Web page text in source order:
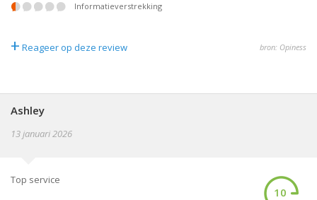
informatieverstrekking
+ Reageer op deze review bron: Opiness
Ashley
13 januari 2026
Top service
10